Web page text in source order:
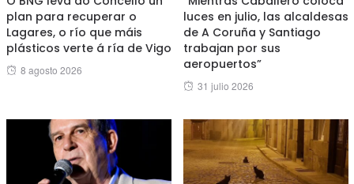
plan para recuperar o
Lagares, o río que máis
plásticos verte á ría de Vigo
Posted
8 agosto 2026
luces en julio, las alcaldesas
de A Coruña y Santiago
trabajan por sus
aeropuertos”
Posted
31 julio 2026